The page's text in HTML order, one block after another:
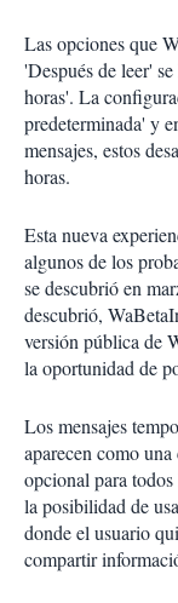
Las opciones que
'Después de leer'
horas'. La
predeterminada' y
mensajes, estos
horas.
Esta nueva
algunos de los
se descubrió en
descubrió,
versión pública de
la oportunidad de
Los mensajes
aparecen como
opcional para todos
la posibilidad de
donde el usuario
compartir